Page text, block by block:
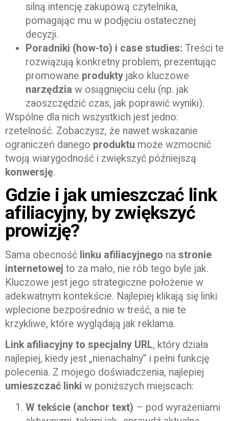
silną intencję zakupową czytelnika,
pomagając mu w podjęciu ostatecznej
decyzji.
Poradniki (how-to) i case studies: Treści te
rozwiązują konkretny problem, prezentując
promowane produkty jako kluczowe
narzędzia w osiągnięciu celu (np. jak
zaoszczędzić czas, jak poprawić wyniki).
Wspólne dla nich wszystkich jest jedno:
rzetelność. Zobaczysz, że nawet wskazanie
ograniczeń danego produktu może wzmocnić
twoją wiarygodność i zwiększyć późniejszą
konwersję.
Gdzie i jak umieszczać link
afiliacyjny, by zwiększyć
prowizję?
Sama obecność linku afiliacyjnego na stronie
internetowej to za mało, nie rób tego byle jak.
Kluczowe jest jego strategiczne położenie w
adekwatnym kontekście. Najlepiej klikają się linki
wplecione bezpośrednio w treść, a nie te
krzykliwe, które wyglądają jak reklama.
Link afiliacyjny to specjalny URL, który działa
najlepiej, kiedy jest „nienachalny” i pełni funkcję
polecenia. Z mojego doświadczenia, najlepiej
umieszczać linki w poniższych miejscach:
W tekście (anchor text) – pod wyrażeniami